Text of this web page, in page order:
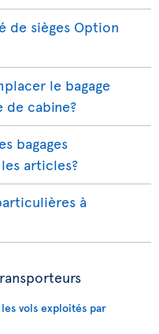
de sièges Option
le bagage
de cabine?
bagages
articles?
à
vols exploités par